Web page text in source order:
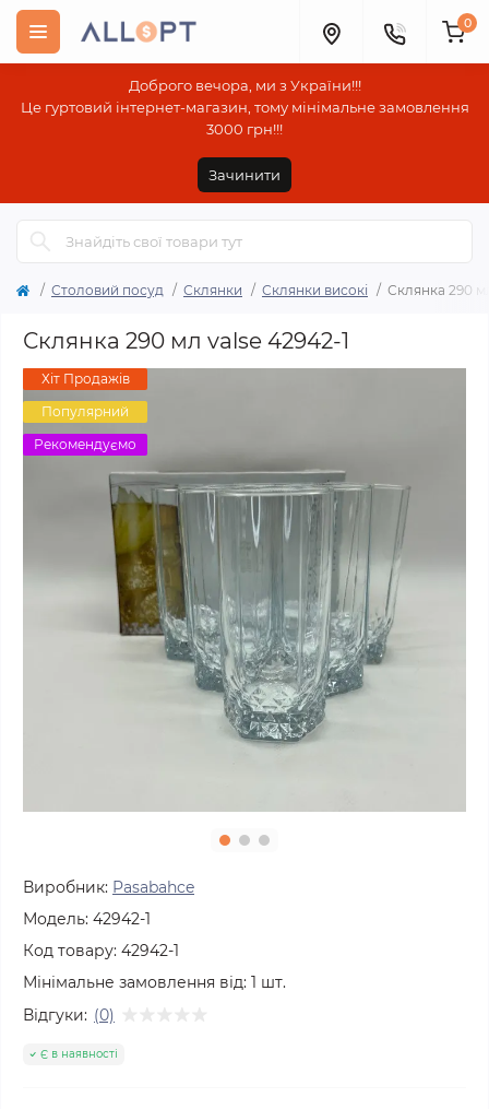
Доброго вечора, ми з України!!!
Це гуртовий інтернет-магазин, тому мінімальне замовлення
3000 грн!!!
Зачинити
0
Столовий посуд Склянки Склянки високі Склянка 290
Склянка 290 мл valse 42942-1
Хіт Продажів
Популярний
Рекомендуємо
Виробник: Pasabahce
Модель: 42942-1
Код товару: 42942-1
Мінімальне замовлення від: 1 шт.
Відгуки: (0)
Є в наявності